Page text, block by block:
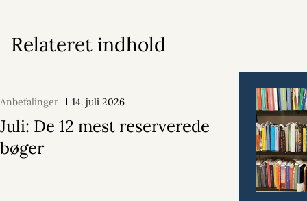
Relateret indhold
Anbefalinger 14. juli 2026
Juli: De 12 mest reserverede
bøger